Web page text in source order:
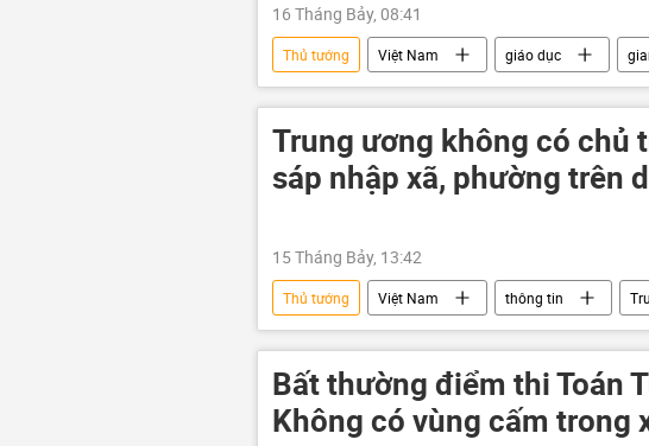
16 Tháng Bảy, 08:41
Thủ tướng Việt Nam giáo dục
Kỳ thi tốt nghiệp THPT tại Việt Nam
đề thi
Bộ Giáo dục và Đào Tạo
Tuyên Quang
Trung ương không có chủ
sáp nhập xã, phường trên
15 Tháng Bảy, 13:42
Thủ tướng Việt Nam thông tin
Lê Minh Hưng
Chính sách Chính trị
Bất thường điểm thi Toán
Không có vùng cấm trong